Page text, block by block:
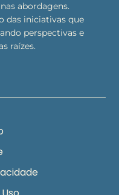
abordagens.
das iniciativas que
perspectivas e
raízes.